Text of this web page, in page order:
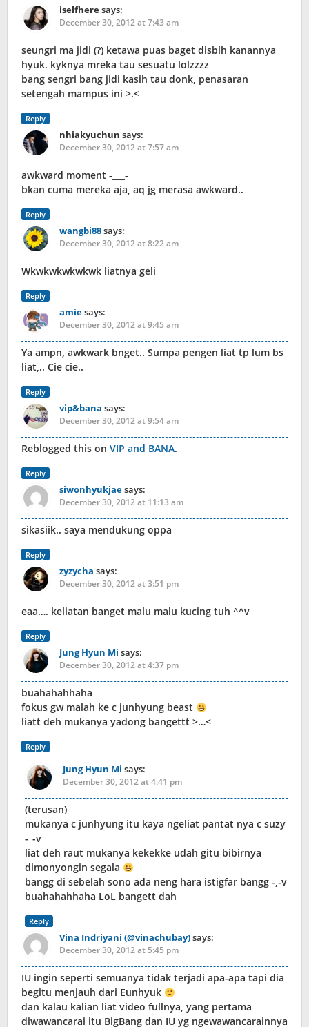
iselfheresays:
December 30, 2012 at 7:43 am
seungri ma jidi (?) ketawa puas baget disblh kanannya
hyuk. kyknya mreka tau sesuatu lolzzzz
bang sengri bang jidi kasih tau donk, penasaran
setengah mampus ini >.<
Reply
nhiakyuchun says:
December 30, 2012 at 7:57 am
awkward moment -___-
bkan cuma mereka aja, aq jg merasa awkward..
Reply
wangbi88says:
December 30, 2012 at 8:22 am
Wkwkwkwkwkwk liatnya geli
Reply
amiesays:
December 30, 2012 at 9:45 am
Ya ampn, awkwark bnget.. Sumpa pengen liat tp lum bs
liat,.. Cie cie..
Reply
vip&bana says:
December 30, 2012 at 9:54 am
Reblogged this on VIP and BANA.
Reply
siwonhyukjaesays:
December 30, 2012 at 11:13 am
sikasiik.. saya mendukung oppa
Reply
zyzycha says:
December 30, 2012 at 3:51 pm
eaa…. keliatan banget malu malu kucing tuh ^^v
Reply
Jung Hyun Mi says:
December 30, 2012 at 4:37 pm
buahahahhaha
fokus gw malah ke c junhyung beast
liatt deh mukanya yadong bangettt >…<
Reply
Jung Hyun Mi says:
December 30, 2012 at 4:41 pm
(terusan)
mukanya c junhyung itu kaya ngeliat pantat nya c suzy
-_-v
liat deh raut mukanya kekekke udah gitu bibirnya
dimonyongin segala
bangg di sebelah sono ada neng hara istigfar bangg -,-v
buahahahhaha LoL bangett dah
Reply
Vina Indriyani (@vinachubay)says:
December 30, 2012 at 5:45 pm
IU ingin seperti semuanya tidak terjadi apa-apa tapi dia
begitu menjauh dari Eunhyuk
dan kalau kalian liat video fullnya, yang pertama
diwawancarai itu BigBang dan IU yg ngewawancarainnya